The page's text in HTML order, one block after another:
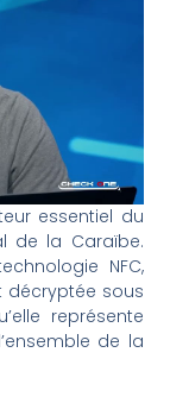
essentiel du
de la Caraïbe.
NFC,
décryptée sous
représente
de la